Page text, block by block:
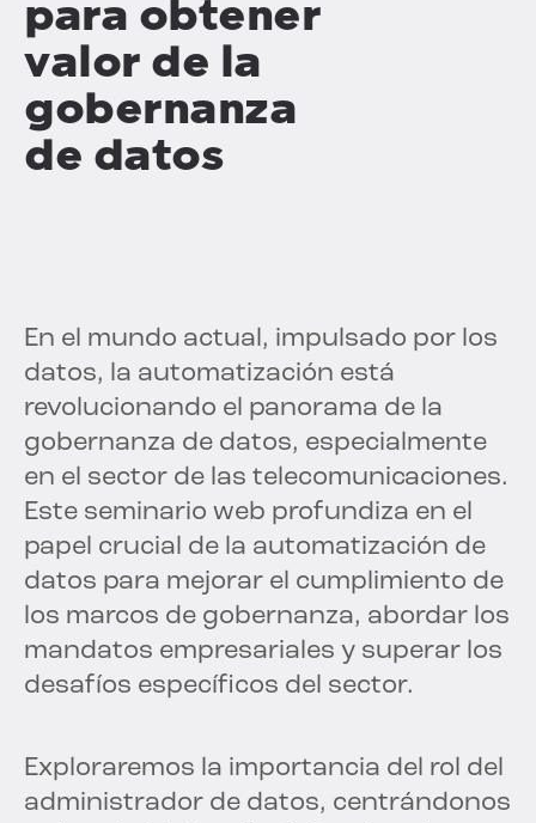
para obtener
valor de la
gobernanza
de datos
En el mundo actual, impulsado por los
datos, la automatización está
revolucionando el panorama de la
gobernanza de datos, especialmente
en el sector de las telecomunicaciones.
Este seminario web profundiza en el
papel crucial de la automatización de
datos para mejorar el cumplimiento de
los marcos de gobernanza, abordar los
mandatos empresariales y superar los
desafíos específicos del sector.
Exploraremos la importancia del rol del
administrador de datos, centrándonos